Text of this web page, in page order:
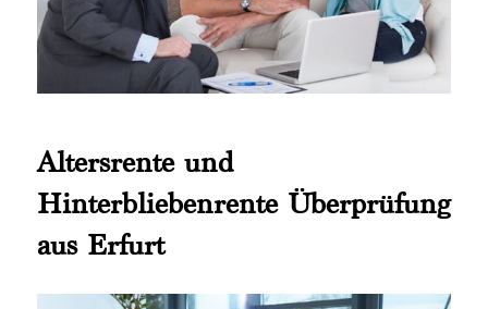
Altersrente und
Hinterbliebenrente Überprüfung
aus Erfurt